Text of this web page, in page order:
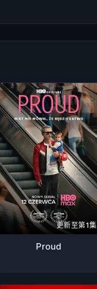
更新至第1集
Proud